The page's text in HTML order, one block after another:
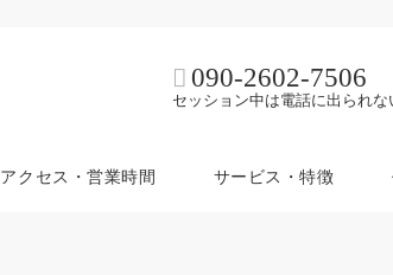
090-2602-7506
セッション中は電話に出られ
アクセス・営業時間 サービス・特徴